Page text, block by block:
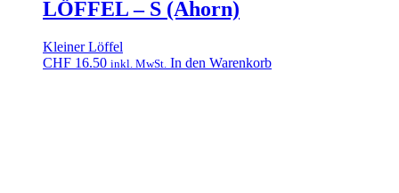
LÖFFEL – S (Ahorn)
Kleiner Löffel
CHF 16.50 inkl. MwSt. In den Warenkorb